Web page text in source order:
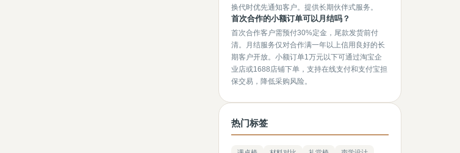
换代时优先通知客户。提供长期伙伴式服务。
首次合作的小额订单可以月结吗？
首次合作客户需预付30%定金，尾款发货前付
清。月结服务仅对合作满一年以上信用良好的长
期客户开放。小额订单1万元以下可通过淘宝企
业店或1688店铺下单，支持在线支付和支付宝担
保交易，降低采购风险。
热门标签